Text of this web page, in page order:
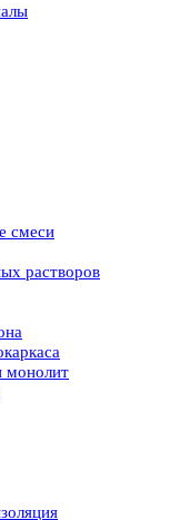
смеси
растворов
монолит